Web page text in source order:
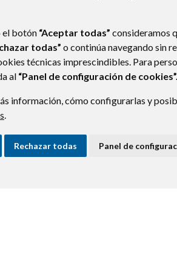
el botón “Aceptar todas” consideramos
todas” o continúa navegando sin
técnicas imprescindibles. Para
al “Panel de configuración de cookies”.
información, cómo configurarlas y
.
Rechazar todas Panel de
CASTEJÓN DEL PUENTE (HUESCA)